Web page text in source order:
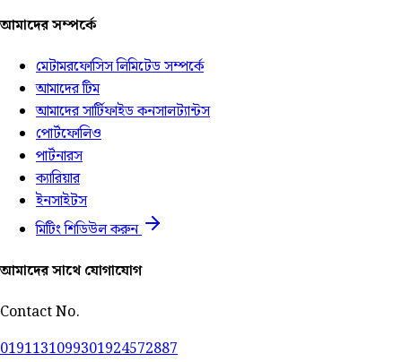
আমাদের সম্পর্কে
মেটামরফোসিস লিমিটেড সম্পর্কে
আমাদের টিম
আমাদের সার্টিফাইড কনসালট্যান্টস
পোর্টফোলিও
পার্টনারস
ক্যারিয়ার
ইনসাইটস
মিটিং শিডিউল করুন
আমাদের সাথে যোগাযোগ
Contact No.
0191131099301924572887